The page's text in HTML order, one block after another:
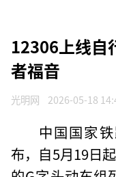
12306上线自
者福音
光明网 2026-05-18
中国国家
布，自5月19日